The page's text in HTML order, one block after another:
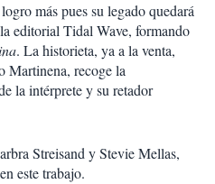
más pues su legado quedará
editorial Tidal Wave, formando
. La historieta, ya a la venta,
Martinena, recoge la
la intérprete y su retador
Streisand y Stevie Mellas,
este trabajo.